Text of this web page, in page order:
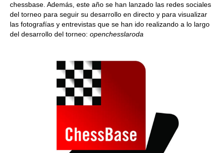
chessbase. Además, este año se han lanzado las redes sociales
del torneo para seguir su desarrollo en directo y para visualizar
las fotografías y entrevistas que se han ido realizando a lo largo
del desarrollo del torneo: openchesslaroda